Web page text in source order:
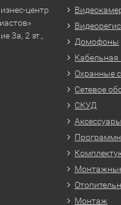
центр
3а, 2 эт.,
Домофоны
Кабельная
Охранные
Сетевое
СКУД
Аксессуары
Монтаж